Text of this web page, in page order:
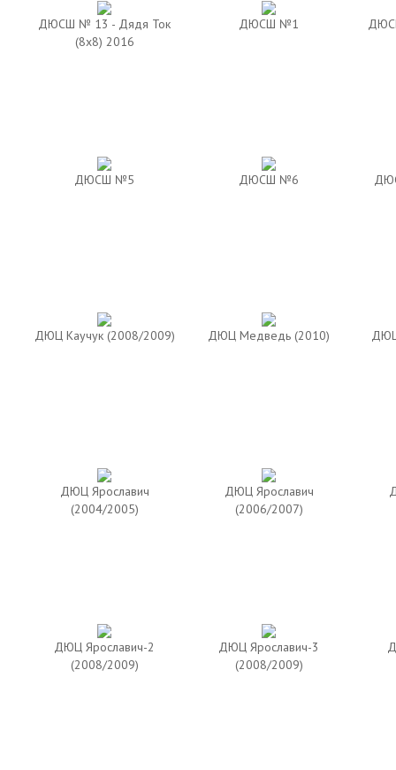
ДЮСШ № 13 - Дядя Ток
(8х8) 2016
ДЮСШ №1
ДЮСШ №5 ДЮСШ №6
ДЮЦ Каучук (2008/2009) ДЮЦ Медведь (2010)
ДЮЦ Ярославич
(2004/2005)
ДЮЦ Ярославич
(2006/2007)
ДЮЦ Ярославич-2
(2008/2009)
ДЮЦ Ярославич-3
(2008/2009)